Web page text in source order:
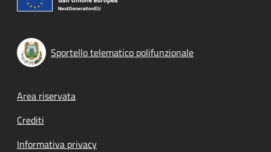
Sportello telematico polifunzionale
Footer menu
Area riservata
Crediti
Informativa privacy